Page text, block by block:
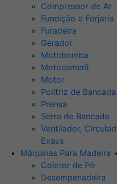
Compressor de Ar
Fundição e Forjaria
Furadeira
Gerador
Motobomba
Motoesmeril
Motor
Politriz de
Prensa
Serra de Bancada
Ventilador,
Exaus
Máquinas Para Madeira
Coletor de Pó
Desempenadeira